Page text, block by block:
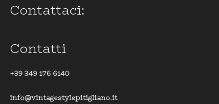
Contattaci:
Contatti
+39 349 176 6140
info@vintagestylepitigliano.it